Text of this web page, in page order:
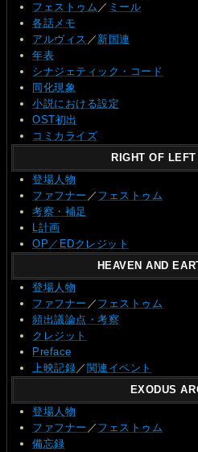
フェストゥム ／ ミール
各話メモ
アルヴィス ／ 新国連
年表
シナジェティック・コード
同化現象
小説における設定
OST初出
コミカライズ
RIGHT OF
登場人物
ファフナー ／ フェストゥム
考察・補足
L計画
OP／EDクレジット
HEAVEN AND
登場人物
ファフナー ／ フェストゥム
頻出議論点・考察
クレジット
Preface
上映記録／ 関連イベント
EXODUS
登場人物
ファフナー ／ フェストゥム
備忘録